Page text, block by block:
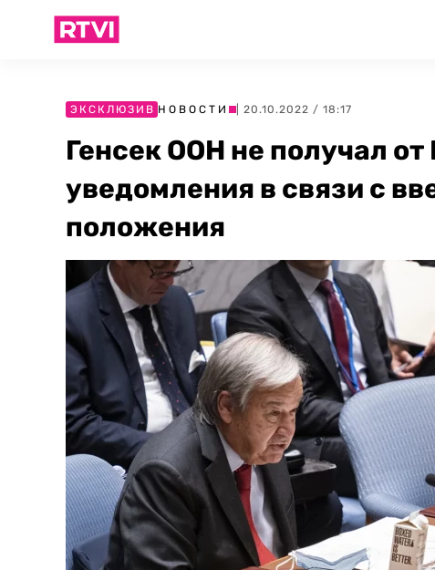
ЭКСКЛЮЗИВ НОВОСТИ | 20.10.2022 / 18:17
Генсек ООН не получал
уведомления в связи с
положения